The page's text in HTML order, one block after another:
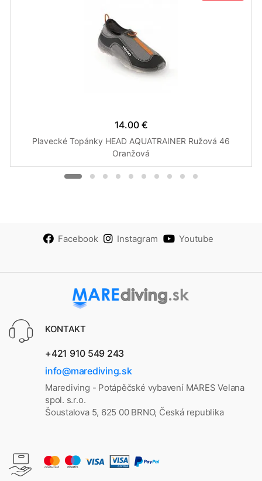
14.00 €
Plavecké Topánky HEAD AQUATRAINER Ružová 46
Oranžová
Facebook Instagram Youtube
KONTAKT
+421 910 549 243
info@marediving.sk
Marediving - Potápěčské vybavení MARES Velana
spol. s.r.o.
Šoustalova 5, 625 00 BRNO, Česká republika